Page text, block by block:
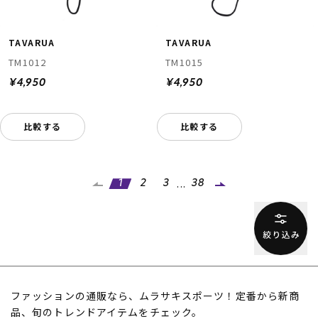
TAVARUA
TM1012
¥4,950
比較する
TAVARUA
TM1015
¥4,950
比較する
1 2 3 ... 38
ファッションの通販なら、ムラサキスポーツ！定番から新商
品、旬のトレンドアイテムをチェック。